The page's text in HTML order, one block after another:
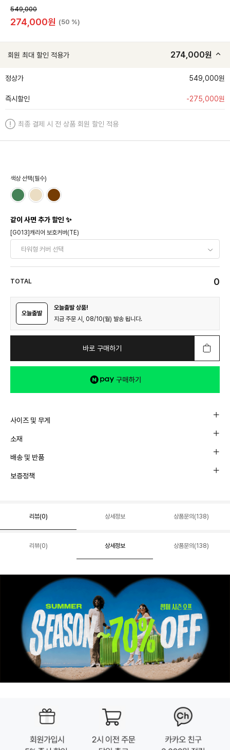
549,000
274,000원 (50 %)
회원 최대 할인 적용가 274,000원
정상가 549,000원
즉시할인 -275,000원
최종 결제 시 전 상품 회원 할인 적용
색상 선택(필수)
같이 사면 추가 할인 ✨
[G013]캐리어 보호커버(TE)
TOTAL 0
오늘출발
오늘출발 상품!
지금 주문 시, 08/10(월) 발송 됩니다.
바로 구매하기
사이즈 및 무게
소재
배송 및 반품
보증정책
리뷰(0) 상세정보 상품문의(138)
리뷰(0) 상세정보 상품문의(138)